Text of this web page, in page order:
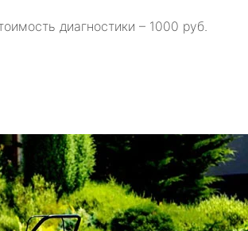
диагностики – 1000 руб.